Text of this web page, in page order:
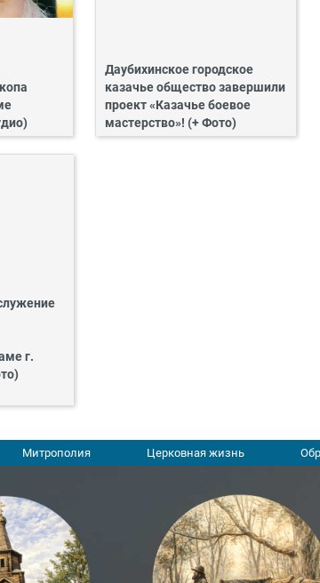
Даубихинское городское
казачье общество завершили
проект «Казачье боевое
мастерство»! (+ Фото)
г.
Митрополия Церковная жизнь